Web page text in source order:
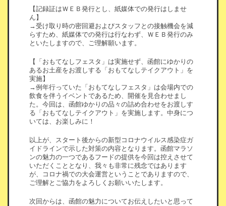
【記録証はＷＥＢ発行とし、紙媒体での発行はしませ
ん】
→受け取り時の密回避およびスタッフとの接触機会を減
らすため、紙媒体での発行は行なわず、ＷＥＢ発行のみ
といたしますので、ご理解願います。
【「おもてなしフェスタ」は実施せず、函館にゆかりの
あるお土産をお渡しする「おもてなしテイクアウト」を
実施】
→例年行っていた「おもてなしフェスタ」は会場内での
飲食を伴うイベントであるため、開催を見合わせまし
た。今回は、函館ゆかりの品々の詰め合わせをお渡しす
る「おもてなしテイクアウト」を実施します。中身につ
いては、お楽しみに！
以上が、スタート後からの新型コロナウイルス感染症ガ
イドラインで示した対策の内容となります。函館マラソ
ンの魅力の一つであるフードの提供を今回は控えさせて
いただくこととなり、我々も非常に残念ではあります
が、コロナ禍での大会運営ということでありますので、
ご理解とご協力をよろしくお願いいたします。
次回からは、函館の魅力についてお伝えしたいと思って